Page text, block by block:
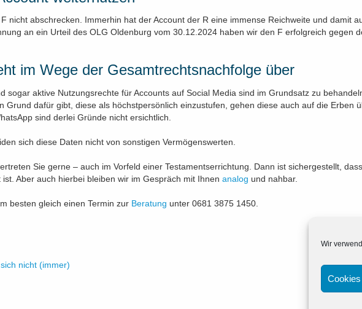
Wir
nicht abschrecken. Immerhin hat der Account der R eine immense Reichweite und damit
an ein Urteil des OLG Oldenburg vom 30.12.2024 haben wir den F erfolgreich gegen
im Wege der Gesamtrechtsnachfolge über
sogar aktive Nutzungsrechte für Accounts auf Social Media sind im Grundsatz zu
Grund dafür gibt, diese als höchstpersönlich einzustufen, gehen diese auch auf die Erben
sind derlei Gründe nicht ersichtlich.
sich diese Daten nicht von sonstigen Vermögenswerten.
Sie gerne – auch im Vorfeld einer Testamentserrichtung. Dann ist sichergestellt,
ist. Aber auch hierbei bleiben wir im Gespräch mit Ihnen analog und nahbar.
besten gleich einen Termin zur Beratung unter 0681 3875 1450.
nicht (immer)